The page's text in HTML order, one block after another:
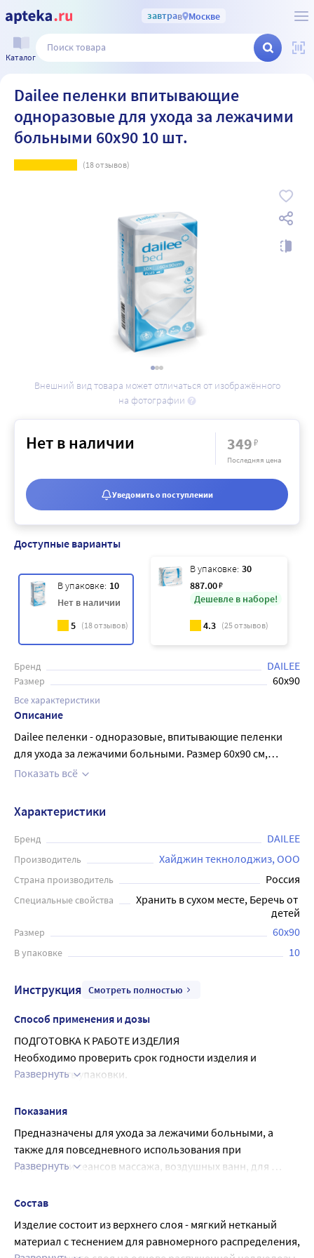
завтрав Москве
Каталог
Dailee пеленки впитывающие
одноразовые для ухода за лежачими
больными 60х90 10 шт.
(18отзывов)
Внешний вид товара может отличаться от изображённого
на фотографии
Доступные варианты
В упаковке: 10
Нет в наличии
5 (18отзывов)
В упаковке: 30
887.00₽
Дешевле в наборе!
4.3 (25отзывов)
Бренд DAILEE
Размер 60х90
Все характеристики
Описание
Dailee пеленки - одноразовые, впитывающие пеленки
для ухода за лежачими больными. Размер 60х90 см,
каждая упаковка содержит 10 штук. Пеленки
обладающего высокой впитывающей способностью. Они
не только помогают поддерживать кожу пациента сухой,
но также предотвращают появление различных
дерматитов и прочих кожных проблем. Дейли пеленки
дома или в стационаре.
Показать всё
Нет в наличии 349₽
Последняя цена
Уведомить о поступлении
Характеристики
Бренд DAILEE
Производитель Хайджин текнолоджиз, ООО
Страна производитель Россия
Специальные свойства
Хранить в сухом месте, Беречь от
детей
Размер 60х90
В упаковке 10
Инструкция Смотреть полностью
Способ применения и дозы
ПОДГОТОВКА К РАБОТЕ ИЗДЕЛИЯ
Необходимо проверить срок годности изделия и
целостность упаковки.
• Раскройте пеленку и разложите ее на плоской
• Расправьте простыню и расстелите на постели/кушетке.
• При уходе за лежачим пациентом используйте
простыни во время смены подгузника. После очищения
чистого подгузника, и на это время простыня защитит
постель от загрязнений.
ВНИМАНИЕ!
Развернуть
Показания
Предназначены для ухода за лежачими больными, а
также для повседневного использования при
проведении сеансов массажа, воздушных ванн, для
Развернуть
Состав
Изделие состоит из верхнего слоя - мягкий нетканый
материал с теснением для равномерного распределения,